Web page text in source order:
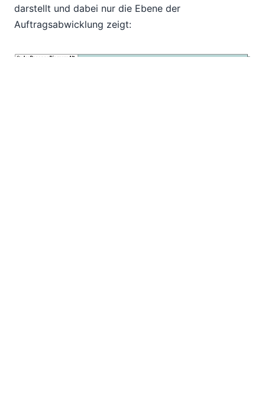
darstellt und dabei nur die Ebene der
Auftragsabwicklung zeigt: